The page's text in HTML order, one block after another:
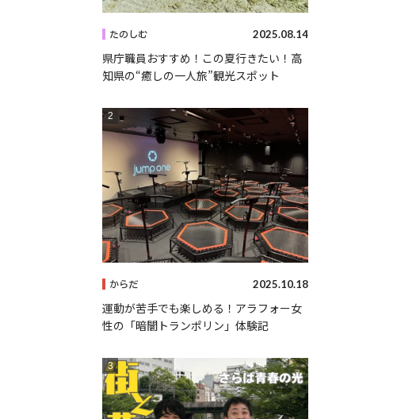
たのしむ 2025.08.14
県庁職員おすすめ！この夏行きたい！高
知県の“癒しの一人旅”観光スポット
からだ 2025.10.18
運動が苦手でも楽しめる！アラフォー女
性の「暗闇トランポリン」体験記